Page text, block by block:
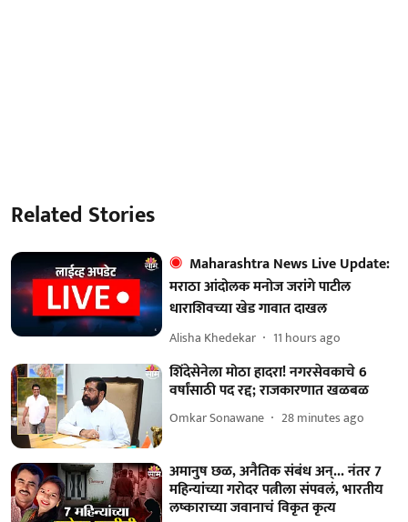
Related Stories
Maharashtra News Live Update:
मराठा आंदोलक मनोज जरांगे पाटील
धाराशिवच्या खेड गावात दाखल
Alisha Khedekar 11 hours ago
शिंदेसेनेला मोठा हादरा! नगरसेवकाचे 6
वर्षांसाठी पद रद्द; राजकारणात खळबळ
Omkar Sonawane 28 minutes ago
अमानुष छळ, अनैतिक संबंध अन्... नंतर 7
महिन्यांच्या गरोदर पत्नीला संपवलं, भारतीय
लष्काराच्या जवानाचं विकृत कृत्य